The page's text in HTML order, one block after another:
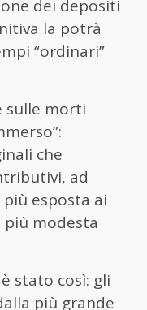
dei depositi
la potrà
“ordinari”
sulle morti
che
ad
più esposta ai
più modesta
stato così: gli
più grande